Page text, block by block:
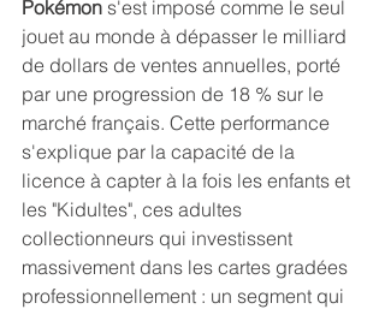
Pokémon s'est imposé comme le seul
jouet au monde à dépasser le milliard
de dollars de ventes annuelles, porté
par une progression de 18 % sur le
marché français. Cette performance
s'explique par la capacité de la
licence à capter à la fois les enfants et
les "Kidultes", ces adultes
collectionneurs qui investissent
massivement dans les cartes gradées
professionnellement : un segment qui